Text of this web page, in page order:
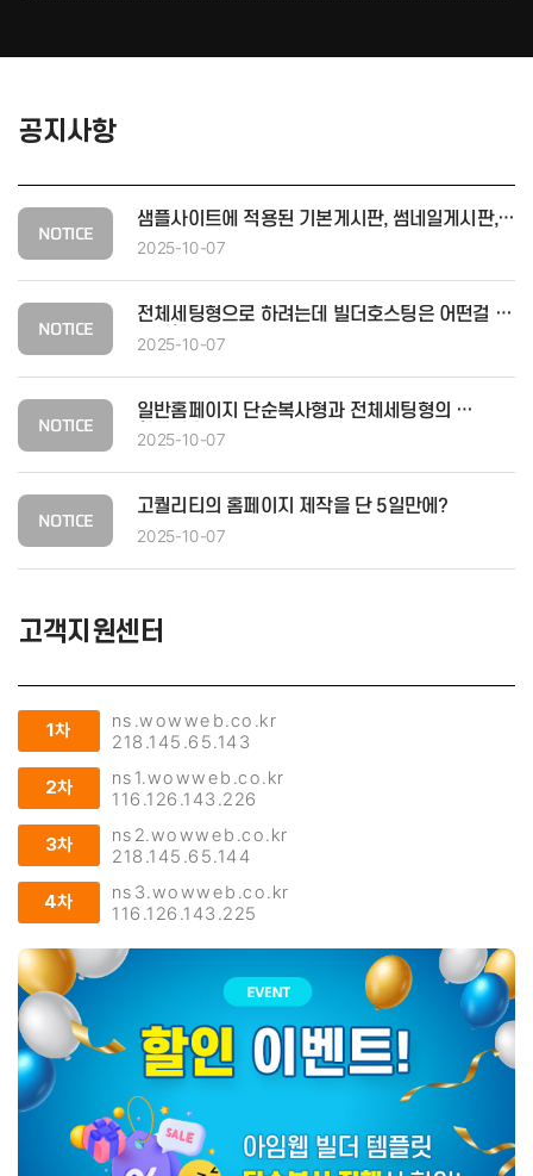
공지사항
샘플사이트에 적용된 기본게시판, 썸네일게시판,
폼메..
2025-10-07
전체세팅형으로 하려는데 빌더호스팅은 어떤걸
구매해..
2025-10-07
일반홈페이지 단순복사형과 전체세팅형의
2025-10-07
2025-10-07
고객지원센터
1차
2차
3차
4차
ns.wowweb.co.kr
218.145.65.143
ns1.wowweb.co.kr
116.126.143.226
ns2.wowweb.co.kr
218.145.65.144
ns3.wowweb.co.kr
116.126.143.225